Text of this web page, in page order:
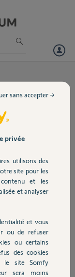
qui ne
privée
utilisons des
site pour les
contenu et les
et analyser
et vous
ou de refuser
ou certains
des cookies
le site Somfy
sera moins
sans accepter →